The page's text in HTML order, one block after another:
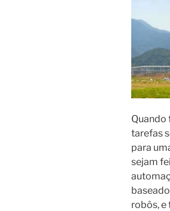
Quando
tarefas
para
sejam
robôs,